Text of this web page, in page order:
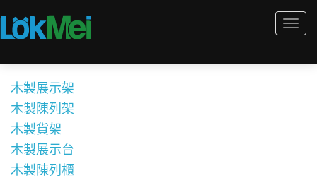
木製展示架
木製陳列架
木製貨架
木製展示台
木製陳列櫃